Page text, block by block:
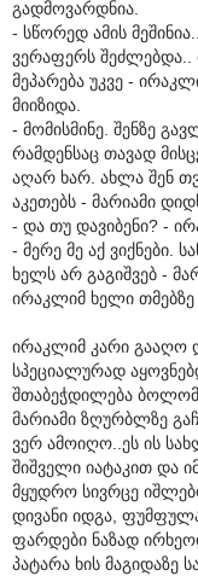
გადმოვარდნია.
- სწორედ ამის
ვერაფერს შეძლებდა..
მეპარება უკვე -
მიიზიდა.
- მომისმინე. შენზე
რამდენსაც თავად
აღარ ხარ. ახლა შენ
აკეთებს - მარიამი
- და თუ დავიბენი? -
- მერე მე აქ ვიქნები.
ხელს არ გაგიშვებ -
ირაკლიმ ხელი თმებზე
ირაკლიმ კარი გააღო
სპეციალურად
შთაბეჭდილება
მარიამი ზღურბლზე
ვერ ამოიღო..ეს ის
შიშველი იატაკით და
მყუდრო სივრცე
დივანი იდგა,
ფარდები ნაზად
პატარა ხის მაგიდაზე